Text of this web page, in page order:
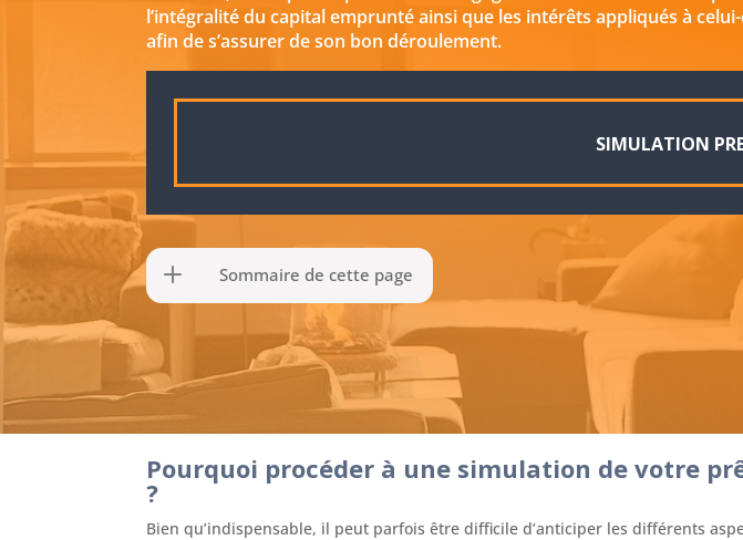
l’intégralité du capital emprunté ainsi que les intérêts appliqués à
afin de s’assurer de son bon déroulement.
SIMULATION
Sommaire de cette page
Pourquoi procéder à une simulation de votre
?
Bien qu’indispensable, il peut parfois être difficile d’anticiper les différents